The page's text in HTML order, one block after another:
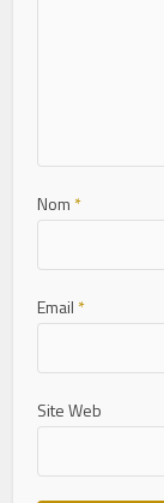
Nom *
Email *
Site Web